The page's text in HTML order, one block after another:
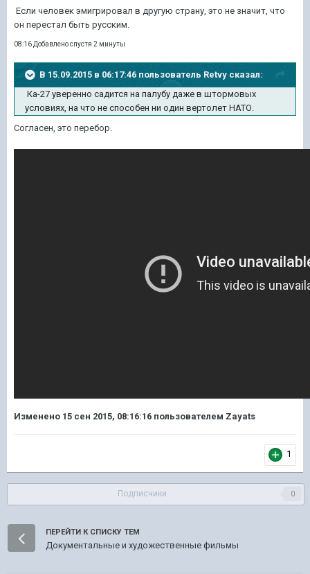
Если человек эмигрировал в другую страну, это не значит, что
он перестал быть русским.
08:16 Добавлено спустя 2 минуты
В 15.09.2015 в 06:17:46 пользователь Retvy сказал:
Ка-27 уверенно садится на палубу даже в штормовых
условиях, на что не способен ни один вертолeт НАТО.
Согласен, это перебор.
Изменено 15 сен 2015, 08:16:16 пользователем Zayats
1
Подписчики 0
ПЕРЕЙТИ К СПИСКУ ТЕМ
Документальные и художественные фильмы